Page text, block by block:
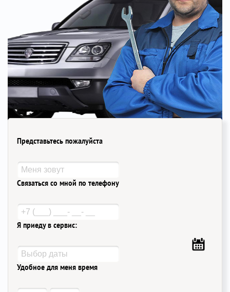
Представьтесь пожалуйста
Связаться со мной по телефону
Я приеду в сервис:
Удобное для меня время